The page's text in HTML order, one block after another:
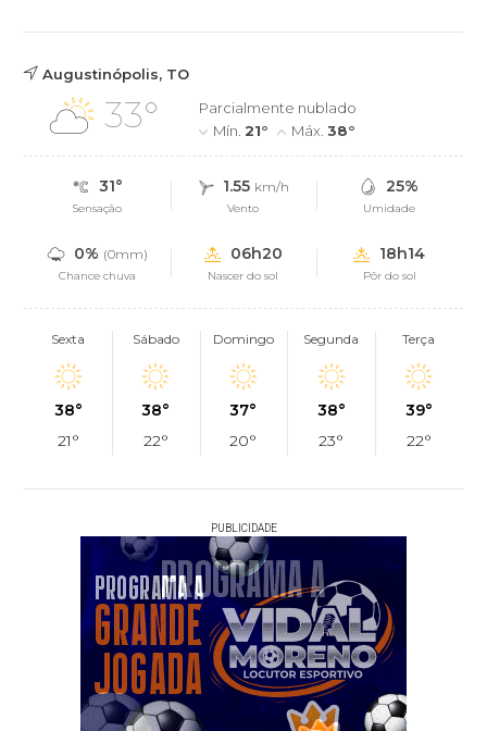
Augustinópolis, TO
33°
Parcialmente nublado
Mín.21° Máx.38°
31°
Sensação
1.55 km/h
Vento
25%
Umidade
0% (0mm)
Chance chuva
06h20
Nascer do sol
18h14
Pôr do sol
Sexta
38°
21°
Sábado
38°
22°
Domingo
37°
20°
Segunda
38°
23°
Terça
39°
22°
PUBLICIDADE